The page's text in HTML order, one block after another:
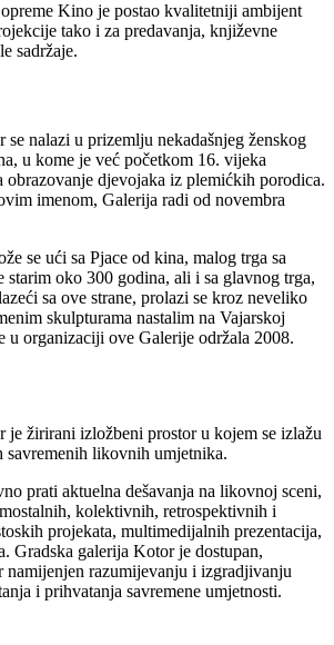
Kino je postao kvalitetniji ambijent
tako i za predavanja, književne
sadržaje.
se nalazi u prizemlju nekadašnjeg ženskog
u kome je već početkom 16. vijeka
obrazovanje djevojaka iz plemićkih porodica.
imenom, Galerija radi od novembra
se ući sa Pjace od kina, malog trga sa
starim oko 300 godina, ali i sa glavnog trga,
sa ove strane, prolazi se kroz neveliko
skulpturama nastalim na Vajarskoj
u organizaciji ove Galerije održala 2008.
je žirirani izložbeni prostor u kojem se izlažu
savremenih likovnih umjetnika.
prati aktuelna dešavanja na likovnoj sceni,
kolektivnih, retrospektivnih i
projekata, multimedijalnih prezentacija,
Gradska galerija Kotor je dostupan,
namijenjen razumijevanju i izgradjivanju
i prihvatanja savremene umjetnosti.